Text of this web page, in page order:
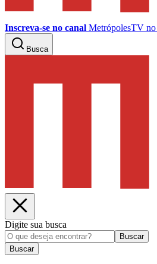
Inscreva-se no canal MetrópolesTV no
Busca
Digite sua busca
Buscar
Buscar